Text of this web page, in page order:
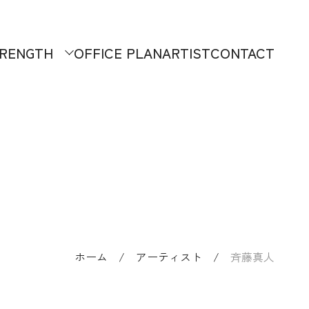
OFFICE PLANARTISTCONTACT
ホーム / アーティスト / 斉藤真人